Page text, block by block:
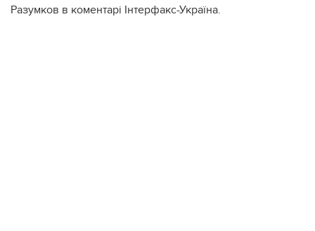
Разумков в коментарі Інтерфакс-Україна.